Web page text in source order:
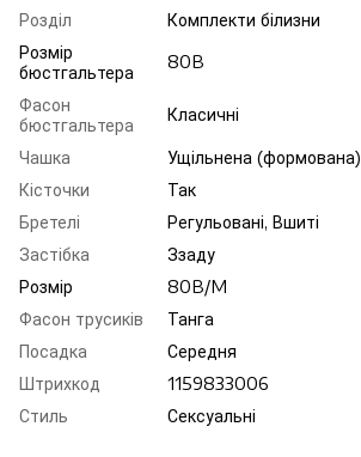
Розділ
Комплекти білизни
Розмір
бюстгальтера
80B
Фасон
бюстгальтера
Класичні
Чашка
Ущільнена (формована)
Кісточки
Так
Бретелі
Регульовані, Вшиті
Застібка
Ззаду
Розмір
80B/M
Фасон трусиків
Танга
Посадка
Середня
Штрихкод
1159833006
Стиль
Сексуальні